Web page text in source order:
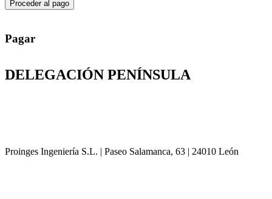
Pagar
DELEGACIÓN PENÍNSULA
Proinges Ingeniería S.L. | Paseo Salamanca, 63 | 24010 León